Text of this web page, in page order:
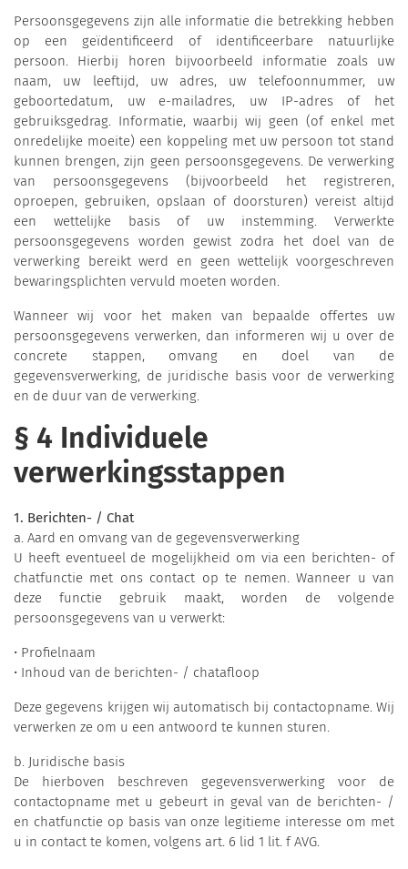
Persoonsgegevens zijn alle informatie die betrekking hebben
op een geïdentificeerd of identificeerbare natuurlijke
persoon. Hierbij horen bijvoorbeeld informatie zoals uw
naam, uw leeftijd, uw adres, uw telefoonnummer, uw
geboortedatum, uw e-mailadres, uw IP-adres of het
gebruiksgedrag. Informatie, waarbij wij geen (of enkel met
onredelijke moeite) een koppeling met uw persoon tot stand
kunnen brengen, zijn geen persoonsgegevens. De verwerking
van persoonsgegevens (bijvoorbeeld het registreren,
oproepen, gebruiken, opslaan of doorsturen) vereist altijd
een wettelijke basis of uw instemming. Verwerkte
persoonsgegevens worden gewist zodra het doel van de
verwerking bereikt werd en geen wettelijk voorgeschreven
bewaringsplichten vervuld moeten worden.
Wanneer wij voor het maken van bepaalde offertes uw
persoonsgegevens verwerken, dan informeren wij u over de
concrete stappen, omvang en doel van de
gegevensverwerking, de juridische basis voor de verwerking
en de duur van de verwerking.
§ 4 Individuele
verwerkingsstappen
1. Berichten- / Chat
a. Aard en omvang van de gegevensverwerking
U heeft eventueel de mogelijkheid om via een berichten- of
chatfunctie met ons contact op te nemen. Wanneer u van
deze functie gebruik maakt, worden de volgende
persoonsgegevens van u verwerkt:
• Profielnaam
• Inhoud van de berichten- / chatafloop
Deze gegevens krijgen wij automatisch bij contactopname. Wij
verwerken ze om u een antwoord te kunnen sturen.
b. Juridische basis
De hierboven beschreven gegevensverwerking voor de
contactopname met u gebeurt in geval van de berichten- /
en chatfunctie op basis van onze legitieme interesse om met
u in contact te komen, volgens art. 6 lid 1 lit. f AVG.